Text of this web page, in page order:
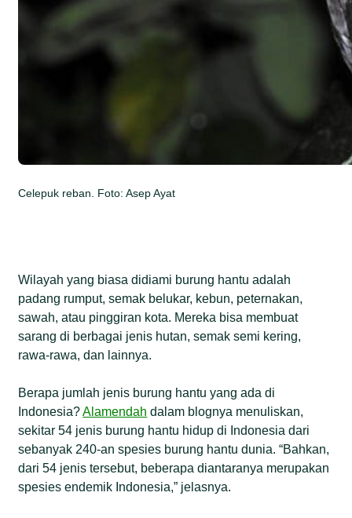
Celepuk reban. Foto: Asep Ayat
Wilayah yang biasa didiami burung hantu adalah
padang rumput, semak belukar, kebun, peternakan,
sawah, atau pinggiran kota. Mereka bisa membuat
sarang di berbagai jenis hutan, semak semi kering,
rawa-rawa, dan lainnya.
Berapa jumlah jenis burung hantu yang ada di
Indonesia?Alamendah dalam blognya menuliskan,
sekitar 54 jenis burung hantu hidup di Indonesia dari
sebanyak 240-an spesies burung hantu dunia. “Bahkan,
dari 54 jenis tersebut, beberapa diantaranya merupakan
spesies endemik Indonesia,” jelasnya.